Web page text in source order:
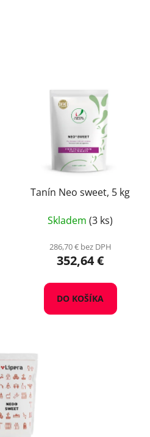
Tanín Neo sweet, 5 kg
Skladem (3 ks)
286,70 € bez DPH
352,64 €
DO KOŠÍKA